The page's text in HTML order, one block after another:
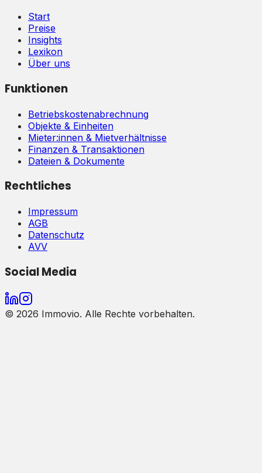
Start
Preise
Insights
Lexikon
Über uns
Funktionen
Betriebskostenabrechnung
Objekte & Einheiten
Mieter:innen & Mietverhältnisse
Finanzen & Transaktionen
Dateien & Dokumente
Rechtliches
Impressum
AGB
Datenschutz
AVV
Social Media
© 2026 Immovio. Alle Rechte vorbehalten.